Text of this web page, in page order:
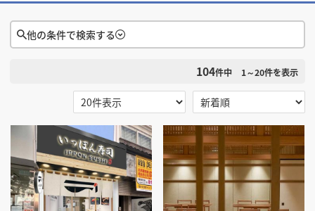
店舗設計施工.comとは
掲載希望のデザイン設計・施工会社様へ
店舗開業・改装をご検討中の方へ
他の条件で検索する
検索条件をクリア
海外
業種 選択する
104件中 1～20件を表示